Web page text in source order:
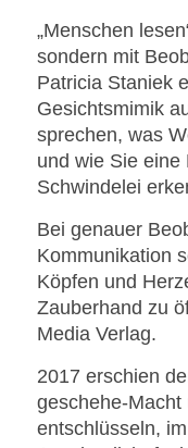
„Menschen
sondern mit
Patricia Staniek
Gesichtsmimik
sprechen, was
und wie Sie eine
Schwindelei
Bei genauer
Kommunikation
Köpfen und
Zauberhand zu
Media Verlag.
2017 erschien
geschehe-Macht
entschlüsseln,